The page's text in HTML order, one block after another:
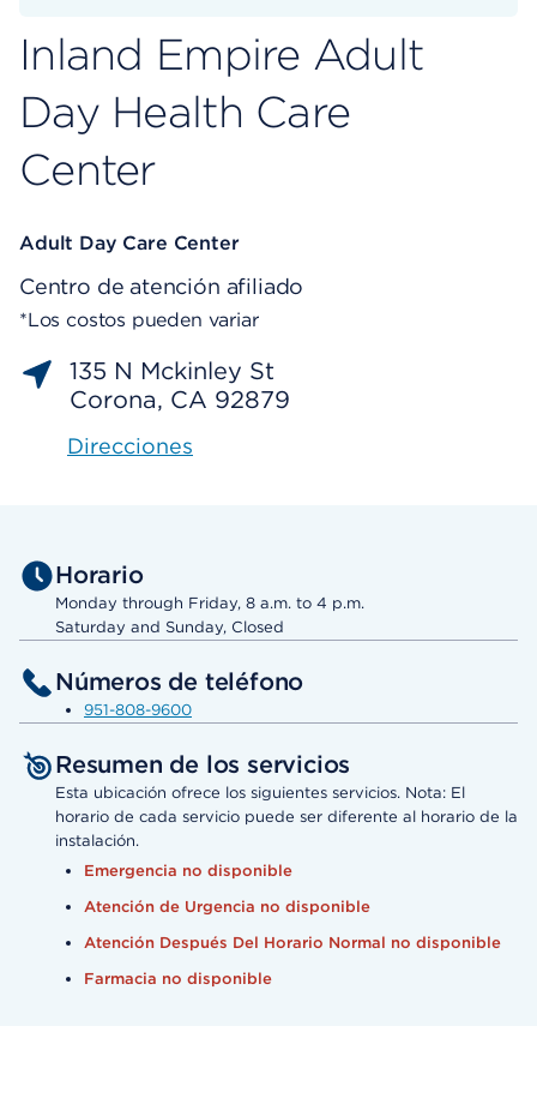
Inland Empire Adult
Day Health Care
Center
Adult Day Care Center
Centro de atención afiliado
*Los costos pueden variar
135 N Mckinley St
Corona, CA 92879
Direcciones
Horario
Monday through Friday, 8 a.m. to 4 p.m.
Saturday and Sunday, Closed
Números de teléfono
951-808-9600
Resumen de los servicios
Esta ubicación ofrece los siguientes servicios. Nota: El
horario de cada servicio puede ser diferente al horario de la
instalación.
Emergencia no disponible
Atención de Urgencia no disponible
Atención Después Del Horario Normal no disponible
Farmacia no disponible